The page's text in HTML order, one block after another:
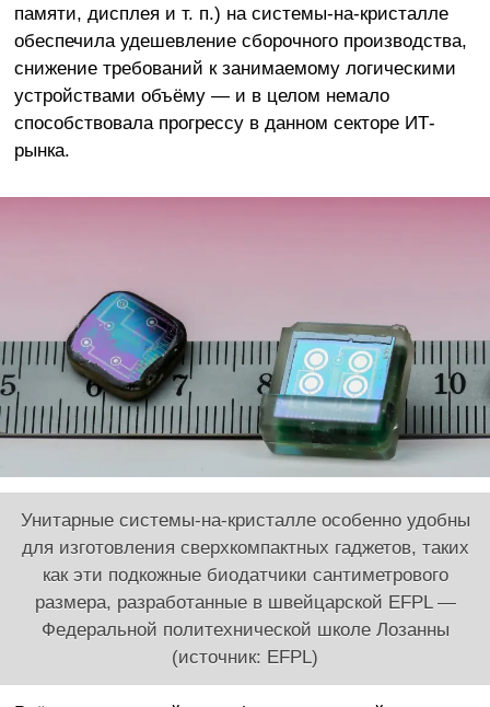
памяти, дисплея и т. п.) на системы-на-кристалле
обеспечила удешевление сборочного производства,
снижение требований к занимаемому логическими
устройствами объёму — и в целом немало
способствовала прогрессу в данном секторе ИТ-
рынка.
Унитарные системы-на-кристалле особенно удобны
для изготовления сверхкомпактных гаджетов, таких
как эти подкожные биодатчики сантиметрового
размера, разработанные в швейцарской EFPL —
Федеральной политехнической школе Лозанны
(источник: EFPL)